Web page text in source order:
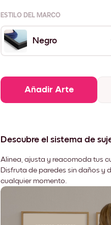
ESTILO DEL MARCO
Negro
Añadir Arte
Descubre el sistema de
Alinea, ajusta y reacomoda tus
Disfruta de paredes sin daños y
cualquier momento.